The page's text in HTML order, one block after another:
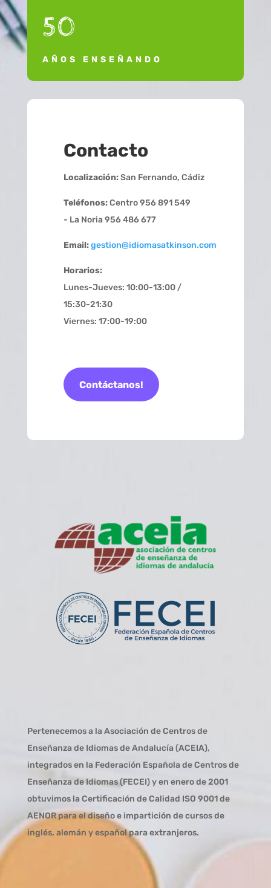
50
AÑOS ENSEÑANDO
Contacto
Localización:San Fernando, Cádiz
Teléfonos:Centro 956 891 549
- La Noria 956 486 677
Email:gestion@idiomasatkinson.com
Horarios:
Lunes-Jueves: 10:00-13:00 /
15:30-21:30
Viernes: 17:00-19:00
Contáctanos!
Pertenecemos a la Asociación de Centros de
Enseñanza de Idiomas de Andalucía (ACEIA),
integrados en la Federación Española de Centros de
Enseñanza de Idiomas (FECEI) y en enero de 2001
obtuvimos la Certificación de Calidad ISO 9001 de
AENOR para el diseño e impartición de cursos de
inglés, alemán y español para extranjeros.